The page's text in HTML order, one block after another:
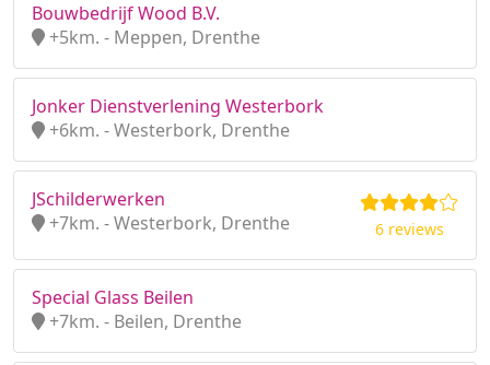
Bouwbedrijf Wood B.V.
+5km. - Meppen, Drenthe
Jonker Dienstverlening Westerbork
+6km. - Westerbork, Drenthe
JSchilderwerken
+7km. - Westerbork, Drenthe
6 reviews
Special Glass Beilen
+7km. - Beilen, Drenthe